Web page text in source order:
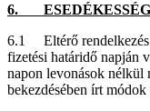
6. ESEDÉKESSÉG
6.1 Eltérő rendelkezés
fizetési határidő napján
napon levonások nélkül
bekezdésében írt